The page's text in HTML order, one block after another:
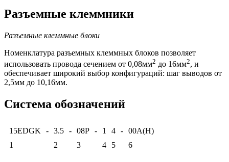
Разъемные клеммники
Разъемные клеммные блоки
Номенклатура разъемных клеммных блоков позволяет
использовать провода сечением от 0,08мм2 до 16мм2, и
обеспечивает широкий выбор конфигураций: шаг выводов от
2,5мм до 10,16мм.
Система обозначений
15EDGK - 3.5 - 08P - 1 4 - 00A(H)
1
2 3 4 5 6